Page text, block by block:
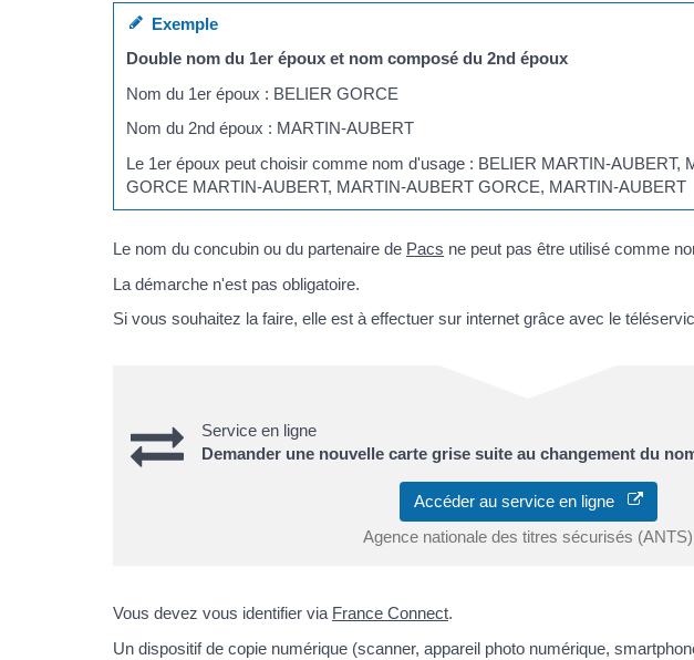
Exemple
Double nom du 1er époux et nom composé du 2nd époux
Nom du 1er époux : BELIER GORCE
Nom du 2nd époux : MARTIN-AUBERT
Le 1er époux peut choisir comme nom d'usage : BELIER MARTIN-AUBERT,
GORCE MARTIN-AUBERT, MARTIN-AUBERT GORCE, MARTIN-AUBERT
Le nom du concubin ou du partenaire de Pacs ne peut pas être utilisé comme
La démarche n'est pas obligatoire.
Si vous souhaitez la faire, elle est à effectuer sur internet grâce avec le
Service en ligne
Demander une nouvelle carte grise suite au changement du
Accéder au service en ligne
Agence nationale des titres sécurisés (ANTS)
Vous devez vous identifier via France Connect.
Un dispositif de copie numérique (scanner, appareil photo numérique,